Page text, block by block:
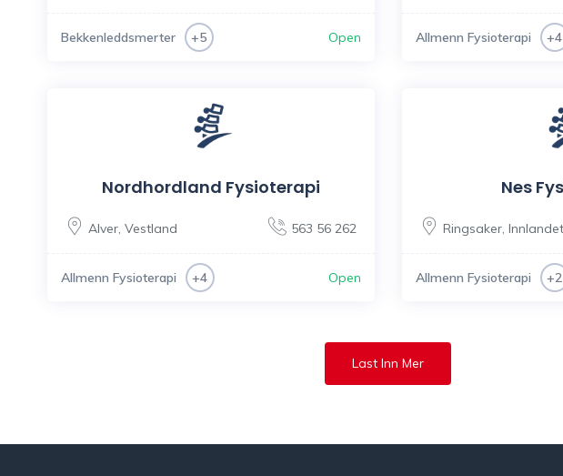
Bekkenleddsmerter +5 Open Allmenn Fysioterapi +4
Nordhordland Fysioterapi
Alver, Vestland 563 56 262
Allmenn Fysioterapi +4 Open
Nes
Ringsaker,
Allmenn Fysioterapi +2
Last Inn Mer